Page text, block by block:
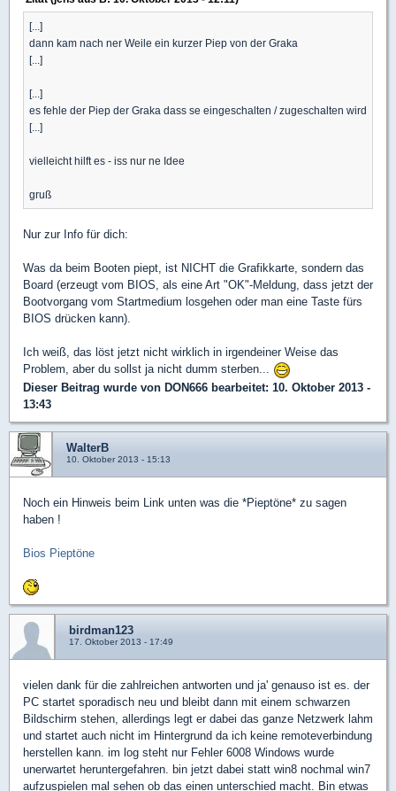
[...]
dann kam nach ner Weile ein kurzer Piep von der Graka
[...]
[...]
es fehle der Piep der Graka dass se eingeschalten / zugeschalten wird
[...]
vielleicht hilft es - iss nur ne Idee
gruß
Nur zur Info für dich:
Was da beim Booten piept, ist NICHT die Grafikkarte, sondern das
Board (erzeugt vom BIOS, als eine Art "OK"-Meldung, dass jetzt der
Bootvorgang vom Startmedium losgehen oder man eine Taste fürs
BIOS drücken kann).
Ich weiß, das löst jetzt nicht wirklich in irgendeiner Weise das
Problem, aber du sollst ja nicht dumm sterben...
Dieser Beitrag wurde von DON666 bearbeitet: 10. Oktober 2013 -
13:43
WalterB
10. Oktober 2013 - 15:13
Noch ein Hinweis beim Link unten was die *Pieptöne* zu sagen
haben !
Bios Pieptöne
birdman123
17. Oktober 2013 - 17:49
vielen dank für die zahlreichen antworten und ja' genauso ist es. der
PC startet sporadisch neu und bleibt dann mit einem schwarzen
Bildschirm stehen, allerdings legt er dabei das ganze Netzwerk lahm
und startet auch nicht im Hintergrund da ich keine remoteverbindung
herstellen kann. im log steht nur Fehler 6008 Windows wurde
unerwartet heruntergefahren. bin jetzt dabei statt win8 nochmal win7
aufzuspielen mal sehen ob das einen unterschied macht. Bin etwas